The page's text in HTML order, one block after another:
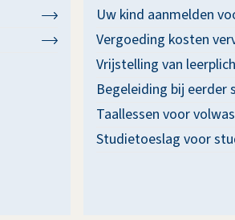
Uw kind aanmelden
Vergoeding kosten
Vrijstelling van
Begeleiding bij eerder
Taallessen voor
Studietoeslag voor